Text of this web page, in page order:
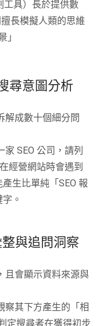
工具）長於提供數
長模擬人類的思維
」
尋意圖分析
解成數十個細分問
SEO 公司，請列
經營網站時會遇到
生比單純「SEO 報
。
與追問洞察
且會顯示資料來源與
察其下方產生的「相
定搜尋者在獲得初步